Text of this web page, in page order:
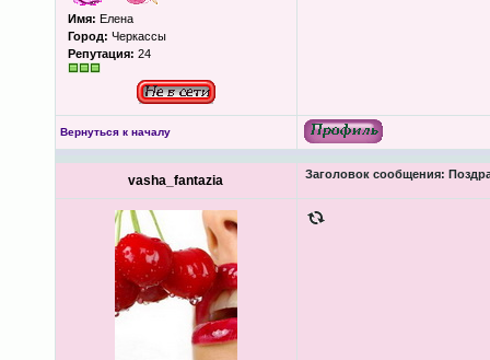
Имя: Елена
Город: Черкассы
Репутация: 24
Вернуться к началу
vasha_fantazia Заголовок сообщения: